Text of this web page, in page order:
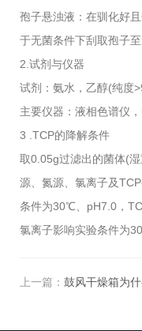
孢子悬浊液：在驯化好
于无菌条件下刮取孢子
2.试剂与仪器
试剂：氨水，乙醇(纯度
主要仪器：液相色谱仪
3 .TCP的降解条件
取0.05g过滤出的菌体(
源、氮源、氯离子及
条件为30℃、pH7.0，
氯离子影响实验条件为
上一篇： 鼓风干燥箱为